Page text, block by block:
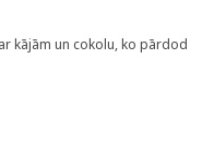
kājām un cokolu, ko pārdod